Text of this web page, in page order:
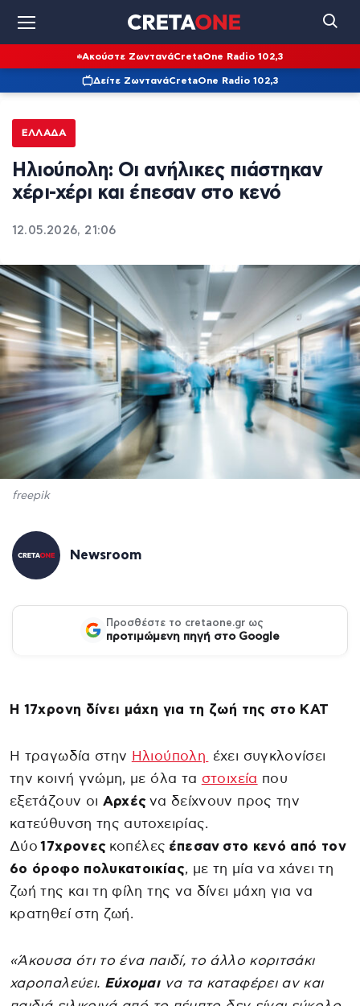
Ακούστε ΖωντανάCretaOne Radio 102,3
Δείτε ΖωντανάCretaOne Radio 102,3
ΕΛΛΆΔΑ
Ηλιούπολη: Οι ανήλικες πιάστηκαν
χέρι-χέρι και έπεσαν στο κενό
12.05.2026, 21:06
freepik
Newsroom
Προσθέστε το cretaone.gr ως
προτιμώμενη πηγή στο Google
Η 17χρονη δίνει μάχη για τη ζωή της στο ΚΑΤ
Η τραγωδία στην Ηλιούπολη
έχει συγκλονίσει
την κοινή γνώμη, με όλα τα στοιχεία που
εξετάζουν οι Αρχές να δείχνουν προς την
κατεύθυνση της αυτοχειρίας.
Δύο17χρονες κοπέλες έπεσαν στο κενό από τον
6ο όροφο πολυκατοικίας, με τη μία να χάνει τη
ζωή της και τη φίλη της να δίνει μάχη για να
κρατηθεί στη ζωή.
«Άκουσα ότι το ένα παιδί, το άλλο κοριτσάκι
χαροπαλεύει. Εύχομαινα τα καταφέρει αν και